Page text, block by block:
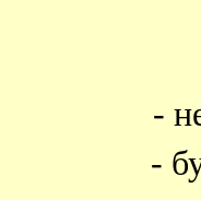
-
-